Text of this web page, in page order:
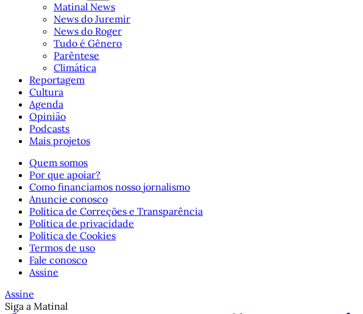
Matinal News
News do Juremir
News do Roger
Tudo é Gênero
Parêntese
Climática
Reportagem
Cultura
Agenda
Opinião
Podcasts
Mais projetos
Quem somos
Por que apoiar?
Como financiamos nosso jornalismo
Anuncie conosco
Política de Correções e Transparência
Política de privacidade
Política de Cookies
Termos de uso
Fale conosco
Assine
Assine
Siga a Matinal